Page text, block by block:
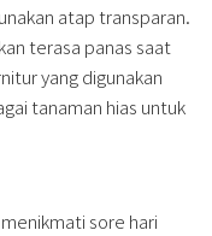
atap transparan.
terasa panas saat
yang digunakan
tanaman hias untuk
sore hari